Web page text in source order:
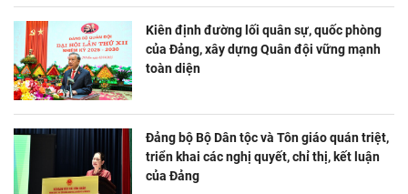
Kiên định đường lối quân sự, quốc phòng
của Đảng, xây dựng Quân đội vững mạnh
toàn diện
Đảng bộ Bộ Dân tộc và Tôn giáo quán triệt,
triển khai các nghị quyết, chỉ thị, kết luận
của Đảng